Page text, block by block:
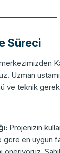
Süreci
Uzman
ve teknik
Projenizin
en uygun